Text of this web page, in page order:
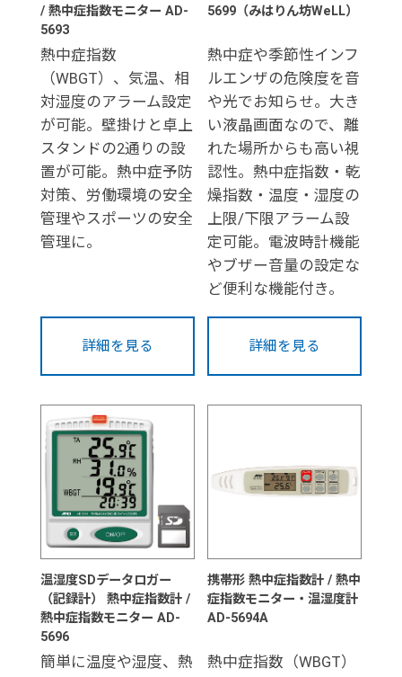
/ 熱中症指数モニター AD-
5693
熱中症指数
（WBGT）、気温、相
対湿度のアラーム設定
が可能。壁掛けと卓上
スタンドの2通りの設
置が可能。熱中症予防
対策、労働環境の安全
管理やスポーツの安全
管理に。
詳細を見る
5699（みはりん坊WeLL）
熱中症や季節性インフ
ルエンザの危険度を音
や光でお知らせ。大き
い液晶画面なので、離
れた場所からも高い視
認性。熱中症指数・乾
燥指数・温度・湿度の
上限/下限アラーム設
定可能。電波時計機能
やブザー音量の設定な
ど便利な機能付き。
詳細を見る
温湿度SDデータロガー
（記録計） 熱中症指数計 /
熱中症指数モニター AD-
5696
簡単に温度や湿度、熱
携帯形 熱中症指数計 / 熱中
症指数モニター・温湿度計
AD-5694A
熱中症指数（WBGT）